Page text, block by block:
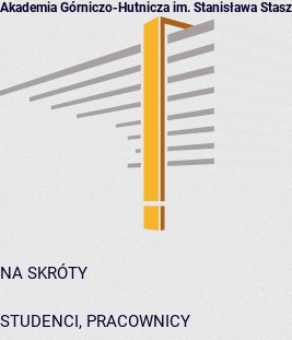
Akademia Górniczo-Hutnicza im. Stanisława
NA SKRÓTY
STUDENCI, PRACOWNICY